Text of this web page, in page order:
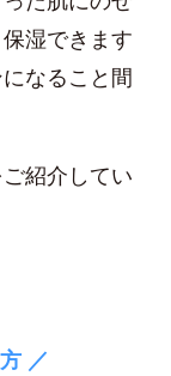
湿できます
なること間
紹介してい
／